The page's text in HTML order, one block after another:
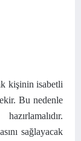
kişinin isabetli
Bu nedenle
sağlayacak